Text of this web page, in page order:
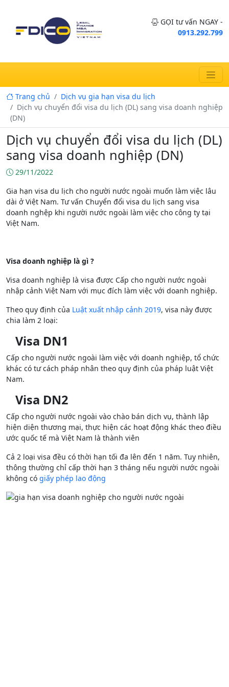
GỌI tư vấn NGAY -
0913.292.799
Trang chủ
Dịch vụ gia hạn visa du lịch
Dịch vụ chuyển đổi visa du lịch (DL) sang visa doanh nghiệp
(DN)
Dịch vụ chuyển đổi visa du lịch (DL)
sang visa doanh nghiệp (DN)
29/11/2022
Gia hạn visa du lịch cho người nước ngoài muốn làm việc lâu
dài ở Việt Nam. Tư vấn Chuyển đổi visa du lịch sang visa
doanh nghệp khi người nước ngoài làm việc cho công ty tại
Việt Nam.
Visa doanh nghiệp là gì ?
Visa doanh nghiệp là visa được Cấp cho người nước ngoài
nhập cảnh Việt Nam với mục đích làm việc với doanh nghiệp.
Theo quy định của Luật xuất nhập cảnh 2019, visa này được
chia làm 2 loại:
Visa DN1
Cấp cho người nước ngoài làm việc với doanh nghiệp, tổ chức
khác có tư cách pháp nhân theo quy định của pháp luật Việt
Nam.
Visa DN2
Cấp cho người nước ngoài vào chào bán dịch vụ, thành lập
hiện diện thương mại, thực hiện các hoạt động khác theo điều
ước quốc tế mà Việt Nam là thành viên
Cả 2 loại visa đều có thời hạn tối đa lên đến 1 năm. Tuy nhiên,
thông thường chỉ cấp thời hạn 3 tháng nếu người nước ngoài
không có giấy phép lao động